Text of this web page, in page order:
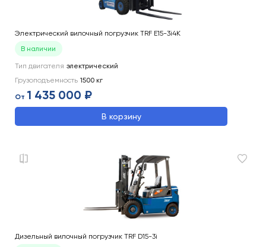
Электрический вилочный погрузчик TRF E15-3i4K
В наличии
Тип двигателя электрический
Грузоподъемность 1500 кг
От 1 435 000 ₽
В корзину
Дизельный вилочный погрузчик TRF D15-3i